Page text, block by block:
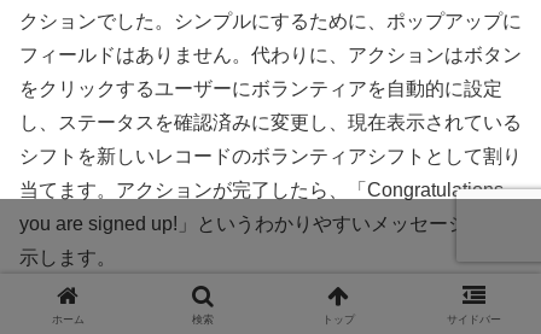
クションでした。シンプルにするために、ポップアップに
フィールドはありません。代わりに、アクションはボタン
をクリックするユーザーにボランティアを自動的に設定
し、ステータスを確認済みに変更し、現在表示されている
シフトを新しいレコードのボランティアシフトとして割り
当てます。アクションが完了したら、「Congratulations,
you are signed up!」というわかりやすいメッセージを表
示します。
アプリデータのレポート
ホーム 検索 トップ サイドバー